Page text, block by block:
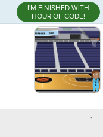
I'M FINISHED WITH
HOUR OF CODE!
,